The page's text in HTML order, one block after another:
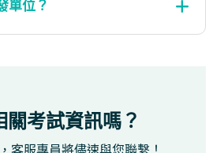
單位？
關考試資訊嗎？
客服專員將儘速與您聯繫！